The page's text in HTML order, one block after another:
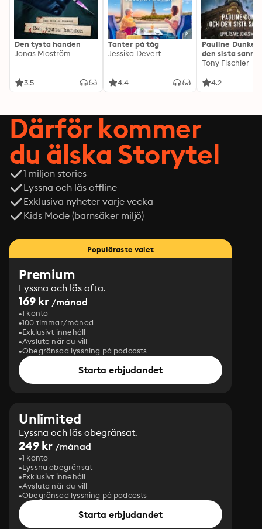
Den tysta handen
Jonas Moström
3.5
Tanter på tåg
Jessika Devert
4.4
Pauline Dunker
den sista
Tony Fischier
4.2
Därför kommer
du älska Storytel
1 miljon stories
Lyssna och läs offline
Exklusiva nyheter varje vecka
Kids Mode (barnsäker miljö)
Populäraste valet
Premium
Lyssna och läs ofta.
169 kr /månad
1 konto
100 timmar/månad
Exklusivt innehåll
Avsluta när du vill
Obegränsad lyssning på podcasts
Starta erbjudandet
Unlimited
Lyssna och läs obegränsat.
249 kr /månad
1 konto
Lyssna obegränsat
Exklusivt innehåll
Avsluta när du vill
Obegränsad lyssning på podcasts
Starta erbjudandet